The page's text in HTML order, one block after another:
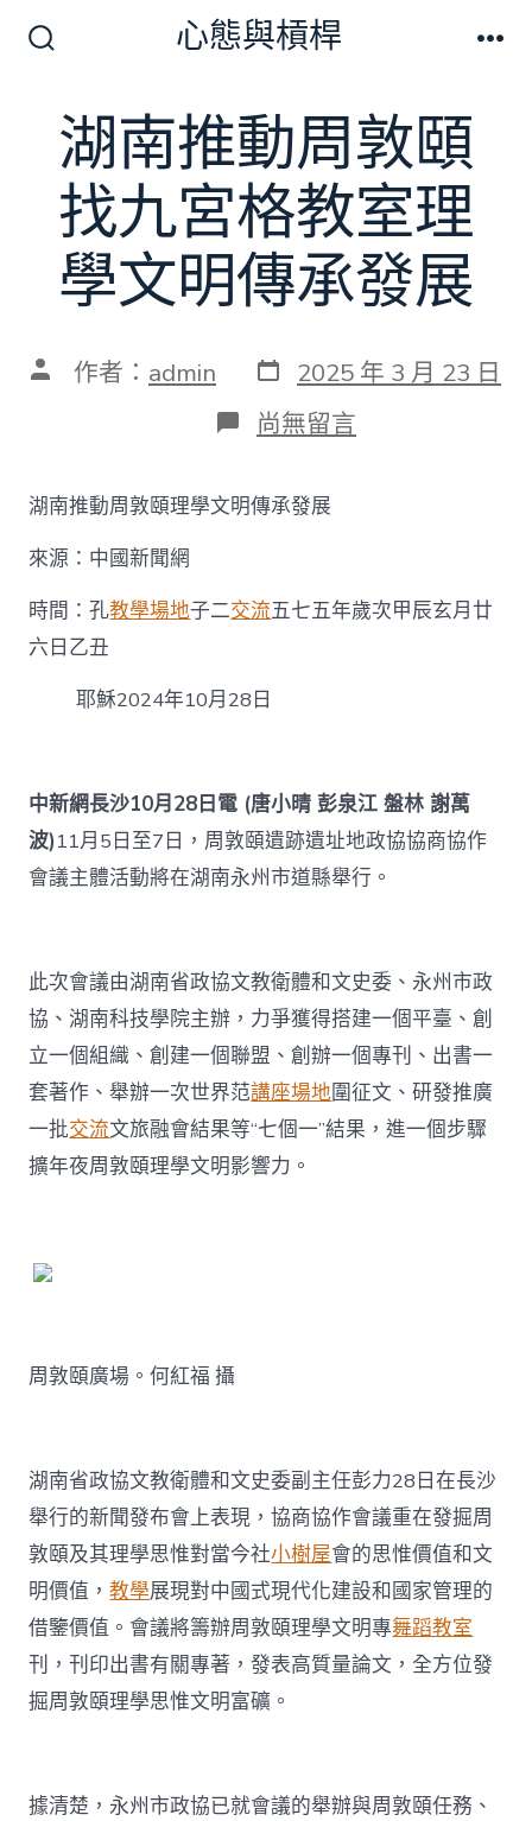
切
換
開
心態與槓桿
湖南推動周敦頤
找九宮格教室理
學文明傳承發展
文 作者： admin 發
表
日
期
2025 年 3 月 23 日
在
〈湖
推
動
找
格
教
文
明
傳
承
發
尚無留言
湖南推動周敦頤理學文明傳承發展
來源：中國新聞網
時間：孔教學場地子二交流五七五年歲次甲辰玄月廿
六日乙丑
耶穌2024年10月28日
中新網長沙10月28日電 (唐小晴 彭泉江 盤林 謝萬
波)11月5日至7日，周敦頤遺跡遺址地政協協商協作
會議主體活動將在湖南永州市道縣舉行。
此次會議由湖南省政協文教衛體和文史委、永州市政
協、湖南科技學院主辦，力爭獲得搭建一個平臺、創
立一個組織、創建一個聯盟、創辦一個專刊、出書一
套著作、舉辦一次世界范講座場地圍征文、研發推廣
一批交流文旅融會結果等“七個一”結果，進一個步驟
擴年夜周敦頤理學文明影響力。
周敦頤廣場。何紅福 攝
湖南省政協文教衛體和文史委副主任彭力28日在長沙
舉行的新聞發布會上表現，協商協作會議重在發掘周
敦頤及其理學思惟對當今社小樹屋會的思惟價值和文
明價值，教學展現對中國式現代化建設和國家管理的
借鑒價值。會議將籌辦周敦頤理學文明專舞蹈教室
刊，刊印出書有關專著，發表高質量論文，全方位發
掘周敦頤理學思惟文明富礦。
據清楚，永州市政協已就會議的舉辦與周敦頤任務、